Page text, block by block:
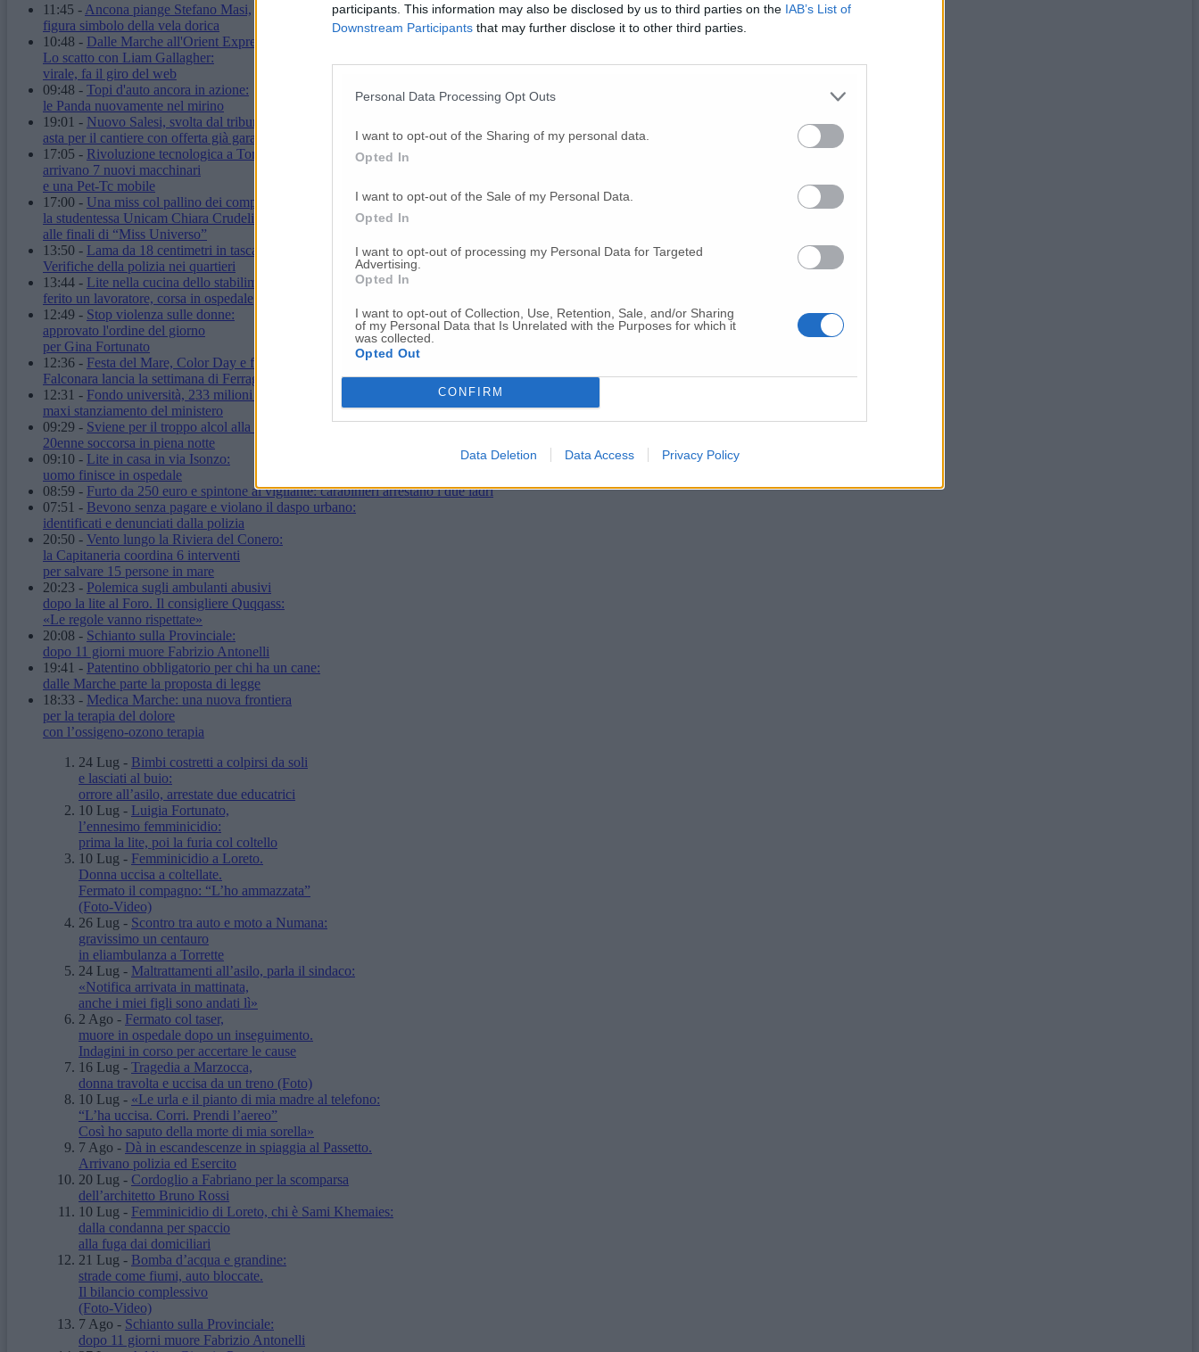
participants. This information may also be disclosed by us to third parties on the IAB’s List of
Downstream Participants that may further disclose it to other third parties.
Personal Data Processing Opt Outs
I want to opt-out of the Sharing of my personal data.
Opted In
I want to opt-out of the Sale of my Personal Data.
Opted In
I want to opt-out of processing my Personal Data for Targeted
Advertising.
Opted In
I want to opt-out of Collection, Use, Retention, Sale, and/or Sharing
of my Personal Data that Is Unrelated with the Purposes for which it
was collected.
Opted Out
CONFIRM
Data Deletion Data Access Privacy Policy
11:45 - Ancona piange Stefano Masi,
figura simbolo della vela dorica
10:48 - Dalle Marche all'Orient Express.
Lo scatto con Liam Gallagher:
virale, fa il giro del web
09:48 - Topi d'auto ancora in azione:
le Panda nuovamente nel mirino
19:01 - Nuovo Salesi, svolta dal tribunale:
asta per il cantiere con offerta già garantita
17:05 - Rivoluzione tecnologica a Torrette:
arrivano 7 nuovi macchinari
e una Pet-Tc mobile
17:00 - Una miss col pallino dei computer:
la studentessa Unicam Chiara Crudeli
alle finali di “Miss Universo”
13:50 - Lama da 18 centimetri in tasca: denunciato.
Verifiche della polizia nei quartieri
13:44 - Lite nella cucina dello stabilimento:
ferito un lavoratore, corsa in ospedale
12:49 - Stop violenza sulle donne:
approvato l'ordine del giorno
per Gina Fortunato
12:36 - Festa del Mare, Color Day e fuochi d'artificio:
Falconara lancia la settimana di Ferragosto
12:31 - Fondo università, 233 milioni alle Marche:
maxi stanziamento del ministero
09:29 - Sviene per il troppo alcol alla stazione:
20enne soccorsa in piena notte
09:10 - Lite in casa in via Isonzo:
uomo finisce in ospedale
08:59 - Furto da 250 euro e spintone al vigilante: carabinieri arrestano i due ladri
07:51 - Bevono senza pagare e violano il daspo urbano:
identificati e denunciati dalla polizia
20:50 - Vento lungo la Riviera del Conero:
la Capitaneria coordina 6 interventi
per salvare 15 persone in mare
20:23 - Polemica sugli ambulanti abusivi
dopo la lite al Foro. Il consigliere Quqqass:
«Le regole vanno rispettate»
20:08 - Schianto sulla Provinciale:
dopo 11 giorni muore Fabrizio Antonelli
19:41 - Patentino obbligatorio per chi ha un cane:
dalle Marche parte la proposta di legge
18:33 - Medica Marche: una nuova frontiera
per la terapia del dolore
con l’ossigeno-ozono terapia
24 Lug - Bimbi costretti a colpirsi da soli
e lasciati al buio:
orrore all’asilo, arrestate due educatrici
10 Lug - Luigia Fortunato,
l’ennesimo femminicidio:
prima la lite, poi la furia col coltello
10 Lug - Femminicidio a Loreto.
Donna uccisa a coltellate.
Fermato il compagno: “L’ho ammazzata”
(Foto-Video)
26 Lug - Scontro tra auto e moto a Numana:
gravissimo un centauro
in eliambulanza a Torrette
24 Lug - Maltrattamenti all’asilo, parla il sindaco:
«Notifica arrivata in mattinata,
anche i miei figli sono andati lì»
2 Ago - Fermato col taser,
muore in ospedale dopo un inseguimento.
Indagini in corso per accertare le cause
16 Lug - Tragedia a Marzocca,
donna travolta e uccisa da un treno (Foto)
10 Lug - «Le urla e il pianto di mia madre al telefono:
“L’ha uccisa. Corri. Prendi l’aereo”
Così ho saputo della morte di mia sorella»
7 Ago - Dà in escandescenze in spiaggia al Passetto.
Arrivano polizia ed Esercito
20 Lug - Cordoglio a Fabriano per la scomparsa
dell’architetto Bruno Rossi
10 Lug - Femminicidio di Loreto, chi è Sami Khemaies:
dalla condanna per spaccio
alla fuga dai domiciliari
21 Lug - Bomba d’acqua e grandine:
strade come fiumi, auto bloccate.
Il bilancio complessivo
(Foto-Video)
7 Ago - Schianto sulla Provinciale:
dopo 11 giorni muore Fabrizio Antonelli